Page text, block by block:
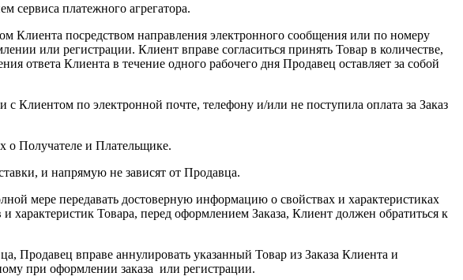
сервиса платежного агрегатора.
Клиента посредством направления электронного сообщения или по номеру
или регистрации. Клиент вправе согласиться принять Товар в количестве,
ответа Клиента в течение одного рабочего дня Продавец оставляет за собой
Клиентом по электронной почте, телефону и/или не поступила оплата за Заказ
о Получателе и Плательщике.
и напрямую не зависят от Продавца.
мере передавать достоверную информацию о свойствах и характеристиках
Товара, перед оформлением Заказа, Клиент должен обратиться к
Продавец вправе аннулировать указанный Товар из Заказа Клиента и
при оформлении заказа или регистрации.